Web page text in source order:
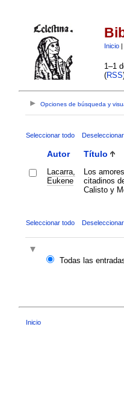
Inicio|
1–1
(RSS
Opciones de búsqueda y
Seleccionar todo
Autor Título
Lacarra,
Eukene
Los amores
citadinos
Calisto y
Seleccionar todo
Todas las
Inicio